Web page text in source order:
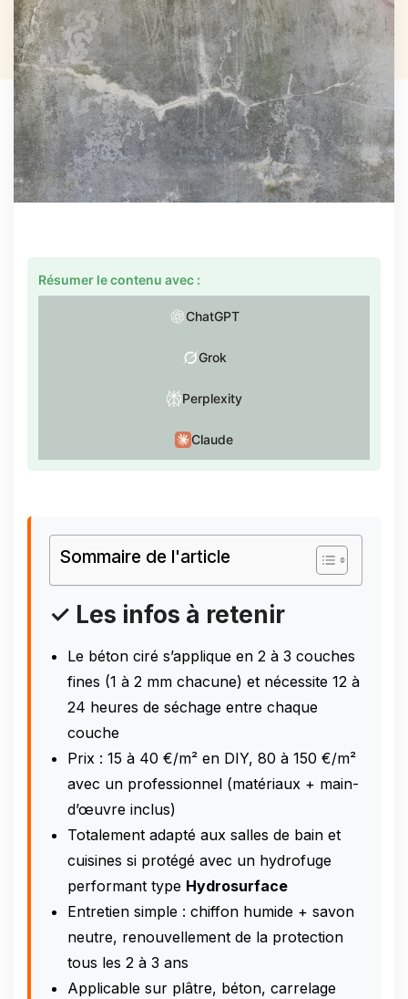
Résumer le contenu avec :
ChatGPT
Grok
Perplexity
Claude
Sommaire de l'article
✓ Les infos à retenir
Le béton ciré s’applique en 2 à 3 couches
fines (1 à 2 mm chacune) et nécessite 12 à
24 heures de séchage entre chaque
couche
Prix : 15 à 40 €/m² en DIY, 80 à 150 €/m²
avec un professionnel (matériaux + main-
d’œuvre inclus)
Totalement adapté aux salles de bain et
cuisines si protégé avec un hydrofuge
performant type Hydrosurface
Entretien simple : chiffon humide + savon
neutre, renouvellement de la protection
tous les 2 à 3 ans
Applicable sur plâtre, béton, carrelage